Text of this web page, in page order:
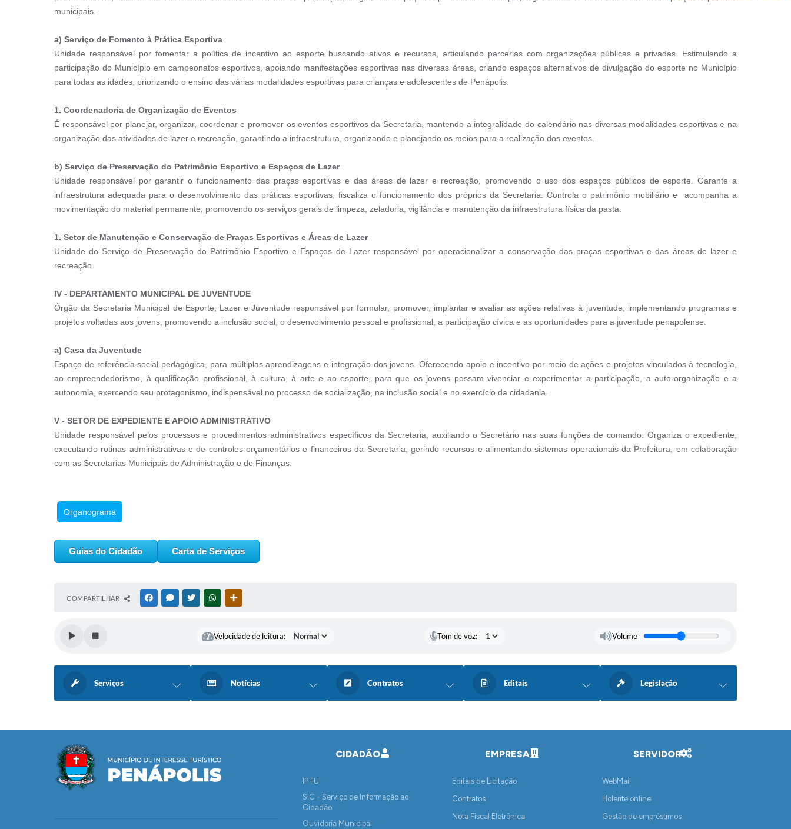
municipais.
a) Serviço de Fomento à Prática Esportiva
Unidade responsável por fomentar a política de incentivo ao esporte buscando ativos e recursos, articulando parcerias com organizações públicas e privadas. Estimulando a
participação do Município em campeonatos esportivos, apoiando manifestações esportivas nas diversas áreas, criando espaços alternativos de divulgação do esporte no Município
para todas as idades, priorizando o ensino das várias modalidades esportivas para crianças e adolescentes de Penápolis.
1. Coordenadoria de Organização de Eventos
É responsável por planejar, organizar, coordenar e promover os eventos esportivos da Secretaria, mantendo a integralidade do calendário nas diversas modalidades esportivas e na
organização das atividades de lazer e recreação, garantindo a infraestrutura, organizando e planejando os meios para a realização dos eventos.
b) Serviço de Preservação do Patrimônio Esportivo e Espaços de Lazer
Unidade responsável por garantir o funcionamento das praças esportivas e das áreas de lazer e recreação, promovendo o uso dos espaços públicos de esporte. Garante a
infraestrutura adequada para o desenvolvimento das práticas esportivas, fiscaliza o funcionamento dos próprios da Secretaria. Controla o patrimônio mobiliário e acompanha a
movimentação do material permanente, promovendo os serviços gerais de limpeza, zeladoria, vigilância e manutenção da infraestrutura física da pasta.
1. Setor de Manutenção e Conservação de Praças Esportivas e Áreas de Lazer
Unidade do Serviço de Preservação do Patrimônio Esportivo e Espaços de Lazer responsável por operacionalizar a conservação das praças esportivas e das áreas de lazer e
recreação.
IV - DEPARTAMENTO MUNICIPAL DE JUVENTUDE
Órgão da Secretaria Municipal de Esporte, Lazer e Juventude responsável por formular, promover, implantar e avaliar as ações relativas à juventude, implementando programas e
projetos voltadas aos jovens, promovendo a inclusão social, o desenvolvimento pessoal e profissional, a participação cívica e as oportunidades para a juventude penapolense.
a) Casa da Juventude
Espaço de referência social pedagógica, para múltiplas aprendizagens e integração dos jovens. Oferecendo apoio e incentivo por meio de ações e projetos vinculados à tecnologia,
ao empreendedorismo, à qualificação profissional, à cultura, à arte e ao esporte, para que os jovens possam vivenciar e experimentar a participação, a auto-organização e a
autonomia, exercendo seu protagonismo, indispensável no processo de socialização, na inclusão social e no exercício da cidadania.
V - SETOR DE EXPEDIENTE E APOIO ADMINISTRATIVO
Unidade responsável pelos processos e procedimentos administrativos específicos da Secretaria, auxiliando o Secretário nas suas funções de comando. Organiza o expediente,
executando rotinas administrativas e de controles orçamentários e financeiros da Secretaria, gerindo recursos e alimentando sistemas operacionais da Prefeitura, em colaboração
com as Secretarias Municipais de Administração e de Finanças.
Organograma
Guias do Cidadão Carta de Serviços
COMPARTILHAR FACEBOOKMESSENGER
TWITTERWHATSAPP
Velocidade de leitura: Tom de voz: Volume
Serviços Notícias Contratos Editais Legislação
CIDADÃO
IPTU
SIC - Serviço de Informação ao
Cidadão
Ouvidoria Municipal
EMPRESA
Editais de Licitação
Contratos
Nota Fiscal Eletrônica
SERVIDOR
WebMail
Holerite online
Gestão de empréstimos